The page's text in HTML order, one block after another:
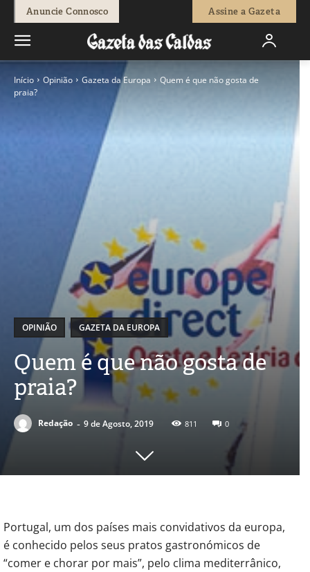
Anuncie Connosco Assine a Gazeta
Início Opinião Gazeta da Europa
Quem é que não gosta de
praia?
OPINIÃO GAZETA DA EUROPA
Quem é que não gosta de
praia?
Redação - 9 de Agosto, 2019 811 0
Portugal, um dos países mais convidativos da europa,
é conhecido pelos seus pratos gastronómicos de
“comer e chorar por mais”, pelo clima mediterrânico,